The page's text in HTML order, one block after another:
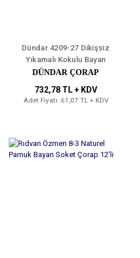
Dündar 4209-27 Dikişsiz
Yıkamalı Kokulu Bayan
Çorap 12'li
DÜNDAR ÇORAP
732,78 TL + KDV
Adet Fiyatı: 61,07 TL + KDV